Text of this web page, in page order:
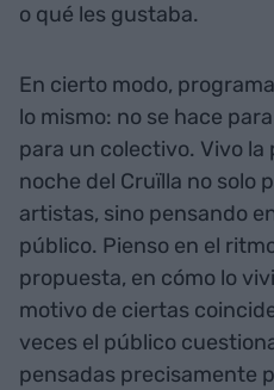
o qué les gustaba.
En cierto modo,
lo mismo: no se hace
para un colectivo. Vivo
noche del Cruïlla no solo
artistas, sino pensando
público. Pienso en el
propuesta, en cómo lo
motivo de ciertas
veces el público
pensadas precisamente